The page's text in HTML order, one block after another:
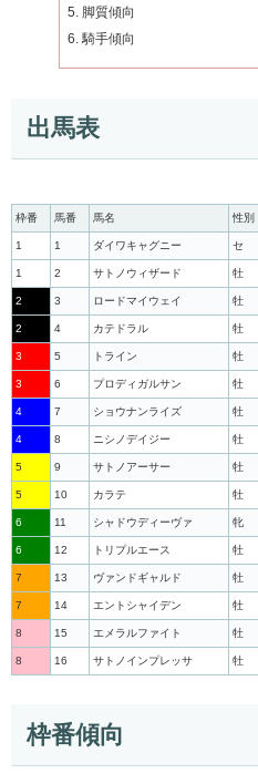
脚質傾向
騎手傾向
出馬表
枠番 馬番 馬名 性別
1 1 ダイワキャグニー セ
1 2 サトノウィザード 牡
2 3 ロードマイウェイ 牡
2 4 カテドラル 牡
3 5 トライン 牡
3 6 プロディガルサン 牡
4 7 ショウナンライズ 牡
4 8 ニシノデイジー 牡
5 9 サトノアーサー 牡
5 10 カラテ 牡
6 11 シャドウディーヴァ 牝
6 12 トリプルエース 牡
7 13 ヴァンドギャルド 牡
7 14 エントシャイデン 牡
8 15 エメラルファイト 牡
8 16 サトノインプレッサ 牡
枠番傾向